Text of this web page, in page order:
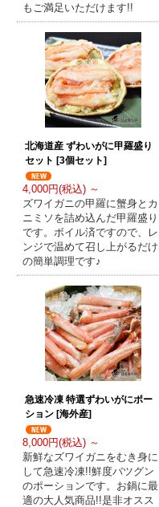
もご満足いただけます!!
北海道産 ずわいがに甲羅盛り
セット [3個セット]
4,000円(税込) ～
ズワイガニの甲羅に蟹身とカ
ニミソを詰め込んだ甲羅盛り
です。ボイル済ですので、レ
ンジで温めて召し上がるだけ
の簡単調理です♪
急速冷凍 特選ずわいがにポー
ション [海外産]
8,000円(税込) ～
新鮮なズワイガニをむき身に
して急速冷凍!!鮮度バツグン
のポーションです。お鍋に最
適の大人気商品!!是非オスス